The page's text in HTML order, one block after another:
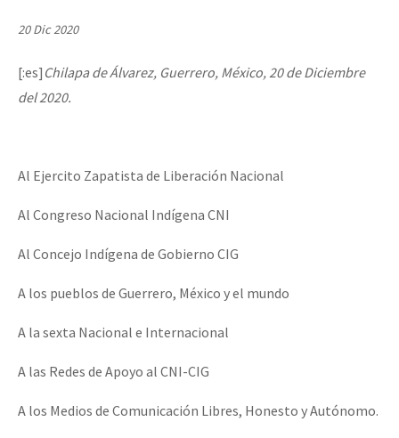
AutonomÍa y Resistencia
Presos
Mujeres
Niñxs
ETIQUETAS
Video
Se o México sabe, que o mundo saiba! Nossas lutas pela
[25 abr – CDMX] Tokín por el CNI: 30 años de Resistencia y
20 Dic 2020
[:es] Chilapa de Álvarez, Guerrero, México, 20 de Diciembre
del 2020.
Al Ejercito Zapatista de Liberación Nacional
Al Congreso Nacional Indígena CNI
Al Concejo Indígena de Gobierno CIG
A los pueblos de Guerrero, México y el mundo
A la sexta Nacional e Internacional
A las Redes de Apoyo al CNI-CIG
A los Medios de Comunicación Libres, Honesto y Autónomo.